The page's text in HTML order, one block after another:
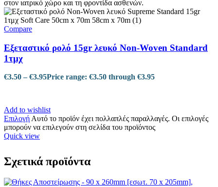
Compare
Εξεταστικό ρολό 15gr λευκό Non-Woven Standard
1τμχ
€3.50 – €3.95Price range: €3.50 through €3.95
Add to wishlist
Επιλογή Αυτό το προϊόν έχει πολλαπλές παραλλαγές. Οι επιλογές
μπορούν να επιλεγούν στη σελίδα του προϊόντος
Quick view
Σχετικά προϊόντα